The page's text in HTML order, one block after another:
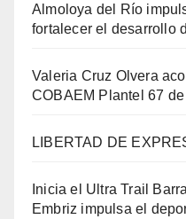
Almoloya del Río
fortalecer el desarrollo
Valeria Cruz Olvera
COBAEM Plantel 67
LIBERTAD DE
Inicia el Ultra Trail
Embriz impulsa el